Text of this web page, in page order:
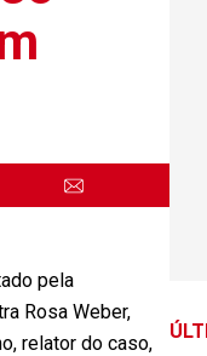
pela
Rosa Weber,
relator do caso,